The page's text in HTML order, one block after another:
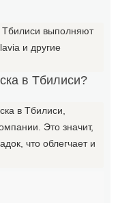
выполняют
и другие
в Тбилиси?
в Тбилиси,
Это значит,
что облегчает и